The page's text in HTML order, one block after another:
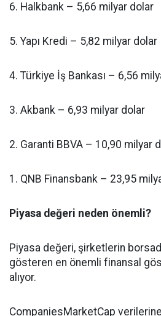
6. Halkbank – 5,66 milyar dolar
5. Yapı Kredi – 5,82 milyar dolar
4. Türkiye İş Bankası – 6,56
3. Akbank – 6,93 milyar dolar
2. Garanti BBVA – 10,90 milyar
1. QNB Finansbank – 23,95
Piyasa değeri neden önemli?
Piyasa değeri, şirketlerin
gösteren en önemli finansal
alıyor.
CompaniesMarketCap